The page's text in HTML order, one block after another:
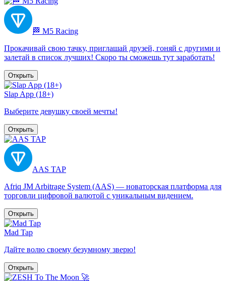
🏁 M5 Racing
Прокачивай свою тачку, приглашай друзей, гоняй с другими и
залетай в список лучших! Скоро ты сможешь тут заработать!
Открыть
Slap App (18+)
Выберите девушку своей мечты!
Открыть
AAS TAP
Afriq JM Arbitrage System (AAS) — новаторская платформа для
торговли цифровой валютой с уникальным видением.
Открыть
Mad Tap
Дайте волю своему безумному зверю!
Открыть